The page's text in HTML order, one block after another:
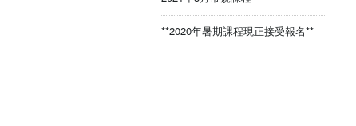
**2020年暑期課程現正接受報名**